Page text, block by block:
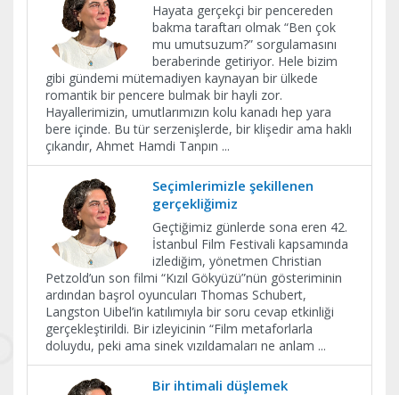
Hayata gerçekçi bir pencereden
bakma taraftarı olmak “Ben çok
mu umutsuzum?” sorgulamasını
beraberinde getiriyor. Hele bizim
gibi gündemi mütemadiyen kaynayan bir ülkede
romantik bir pencere bulmak bir hayli zor.
Hayallerimizin, umutlarımızın kolu kanadı hep yara
bere içinde. Bu tür serzenişlerde, bir klişedir ama haklı
çıkandır, Ahmet Hamdi Tanpın ...
Seçimlerimizle şekillenen
gerçekliğimiz
Geçtiğimiz günlerde sona eren 42.
İstanbul Film Festivali kapsamında
izlediğim, yönetmen Christian
Petzold’un son filmi “Kızıl Gökyüzü”nün gösteriminin
ardından başrol oyuncuları Thomas Schubert,
Langston Uibel’in katılımıyla bir soru cevap etkinliği
gerçekleştirildi. Bir izleyicinin “Film metaforlarla
doluydu, peki ama sinek vızıldamaları ne anlam ...
Bir ihtimali düşlemek